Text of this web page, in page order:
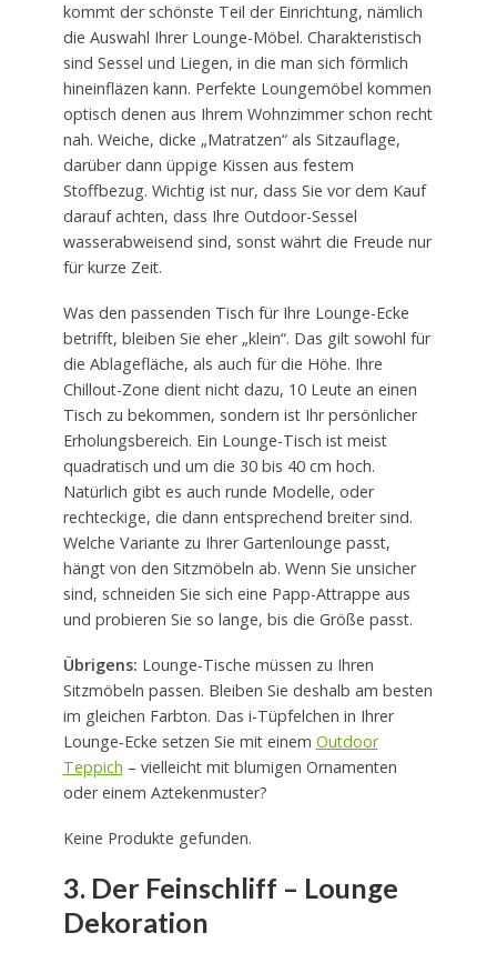
kommt der schönste Teil der Einrichtung, nämlich
die Auswahl Ihrer Lounge-Möbel. Charakteristisch
sind Sessel und Liegen, in die man sich förmlich
hineinfläzen kann. Perfekte Loungemöbel kommen
optisch denen aus Ihrem Wohnzimmer schon recht
nah. Weiche, dicke „Matratzen“ als Sitzauflage,
darüber dann üppige Kissen aus festem
Stoffbezug. Wichtig ist nur, dass Sie vor dem Kauf
darauf achten, dass Ihre Outdoor-Sessel
wasserabweisend sind, sonst währt die Freude nur
für kurze Zeit.
Was den passenden Tisch für Ihre Lounge-Ecke
betrifft, bleiben Sie eher „klein“. Das gilt sowohl für
die Ablagefläche, als auch für die Höhe. Ihre
Chillout-Zone dient nicht dazu, 10 Leute an einen
Tisch zu bekommen, sondern ist Ihr persönlicher
Erholungsbereich. Ein Lounge-Tisch ist meist
quadratisch und um die 30 bis 40 cm hoch.
Natürlich gibt es auch runde Modelle, oder
rechteckige, die dann entsprechend breiter sind.
Welche Variante zu Ihrer Gartenlounge passt,
hängt von den Sitzmöbeln ab. Wenn Sie unsicher
sind, schneiden Sie sich eine Papp-Attrappe aus
und probieren Sie so lange, bis die Größe passt.
Übrigens: Lounge-Tische müssen zu Ihren
Sitzmöbeln passen. Bleiben Sie deshalb am besten
im gleichen Farbton. Das i-Tüpfelchen in Ihrer
Lounge‑Ecke setzen Sie mit einem Outdoor
Teppich – vielleicht mit blumigen Ornamenten
oder einem Aztekenmuster?
Keine Produkte gefunden.
3. Der Feinschliff – Lounge
Dekoration